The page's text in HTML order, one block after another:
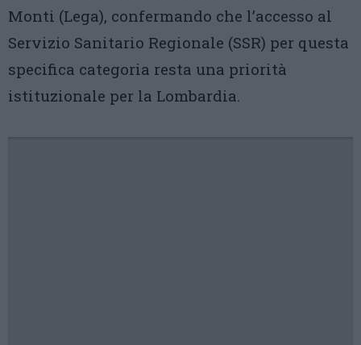
Monti (Lega), confermando che l’accesso al
Servizio Sanitario Regionale (SSR) per questa
specifica categoria resta una priorità
istituzionale per la Lombardia.